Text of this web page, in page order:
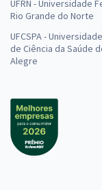
UFRN - Universidade
Rio Grande do Norte
UFCSPA -
de Ciência da Saúde
Alegre